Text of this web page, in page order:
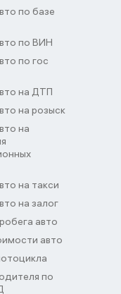
по базе
по ВИН
по гос
на ДТП
на розыск
на
на такси
на залог
авто
авто
по